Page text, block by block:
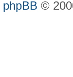
phpBB ©